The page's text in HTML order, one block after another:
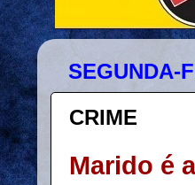
SEGUNDA-
CRIME
Marido é